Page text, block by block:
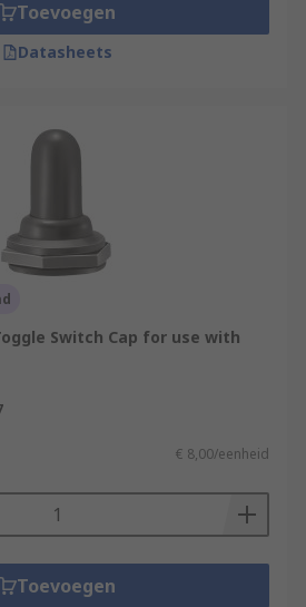
Toevoegen
Datasheets
Switch Cap for use with
€ 8,00/eenheid
Toevoegen